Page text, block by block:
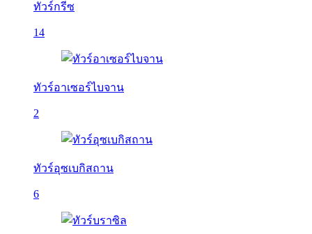
ทัวร์กรีซ
14
ทัวร์อาเซอร์ไบจาน
2
ทัวร์อุซเบกิสถาน
6